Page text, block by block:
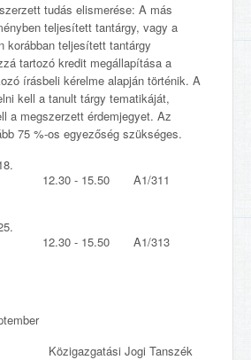
tudás elismerése: A más
teljesített tantárgy, vagy a
korábban teljesített tantárgy
tartozó kredit megállapítása a
írásbeli kérelme alapján történik. A
kell a tanult tárgy tematikáját,
a megszerzett érdemjegyet. Az
75 %-os egyezőség szükséges.
12.30 - 15.50 A1/311
12.30 - 15.50 A1/313
Közigazgatási Jogi Tanszék